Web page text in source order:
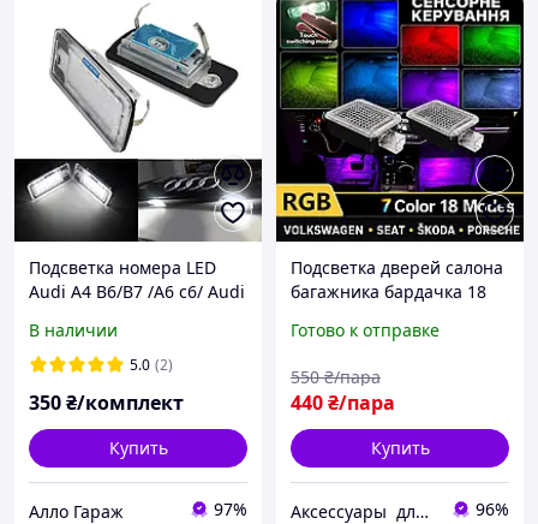
Подсветка номера LED
Audi A4 B6/B7 /A6 c6/ Audi
8e0807430A
В наличии
5.0 (2)
350₴/комплект
Купить
Алло Гараж 97%
Подсветка дверей салона
багажника бардачка 18
Porsche Volkswagen Seat
смена 7 цветов RGB
Готово к отправке
440₴/пара
550 ₴/пара
Купить
Аксессуары для авто .Колпачки , наклейки , заглушки , эмблемы ,знаки для всех марок авто ! 96%